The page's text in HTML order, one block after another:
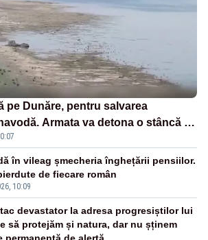
pe Dunăre, pentru salvarea
Armata va detona o stâncă și
- IMAGINI AERIENE
10:09
în vileag șmecheria înghețării pensiilor.
de fiecare român
devastator la adresa progresiștilor lui
să protejăm și natura, dar nu șținem